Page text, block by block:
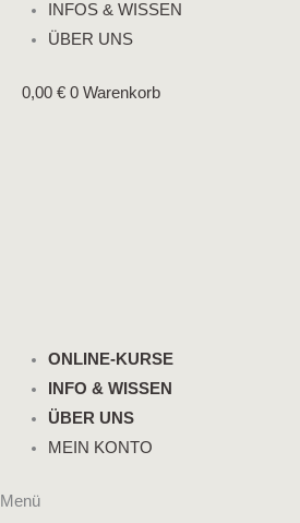
INFOS & WISSEN
ÜBER UNS
0,00 € 0 Warenkorb
ONLINE-KURSE
INFO & WISSEN
ÜBER UNS
MEIN KONTO
Menü